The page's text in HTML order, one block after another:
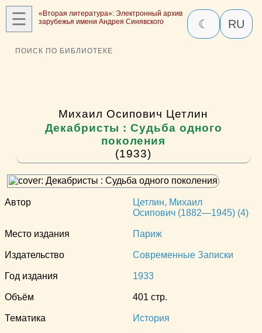
☰
«Вторая литература»: Электронный архив
зарубежья имени Андрея Синявского
☾ RU
ПОИСК ПО БИБЛИОТЕКЕ
Михаил Осипович Цетлин
Декабристы : Судьба одного
поколения
(1933)
Автор
Цетлин, Михаил
Осипович (1882—1945) (4)
Место издания Париж
Издательство Современные Записки
Год издания 1933
Объём 401 стр.
Тематика История